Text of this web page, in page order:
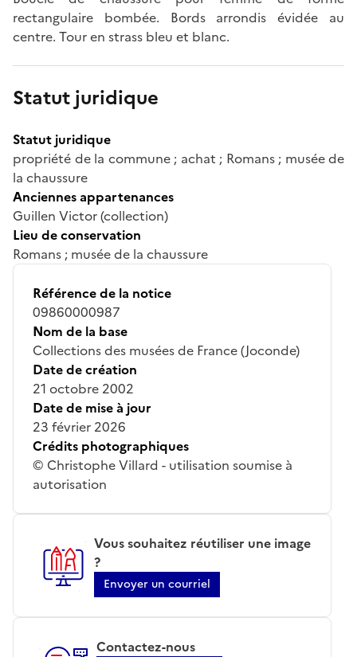
rectangulaire bombée. Bords arrondis évidée au
centre. Tour en strass bleu et blanc.
Statut juridique
Statut juridique
propriété de la commune ; achat ; Romans ; musée de
la chaussure
Anciennes appartenances
Guillen Victor (collection)
Lieu de conservation
Romans ; musée de la chaussure
Référence de la notice
09860000987
Nom de la base
Collections des musées de France (Joconde)
Date de création
21 octobre 2002
Date de mise à jour
23 février 2026
Crédits photographiques
© Christophe Villard - utilisation soumise à
autorisation
Vous souhaitez réutiliser une image
?
Envoyer un courriel
Contactez-nous